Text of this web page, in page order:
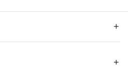
惹くデザインカーゴパンツ。
を描きます。
ードを備えたイージー仕様で快適な
ン13％